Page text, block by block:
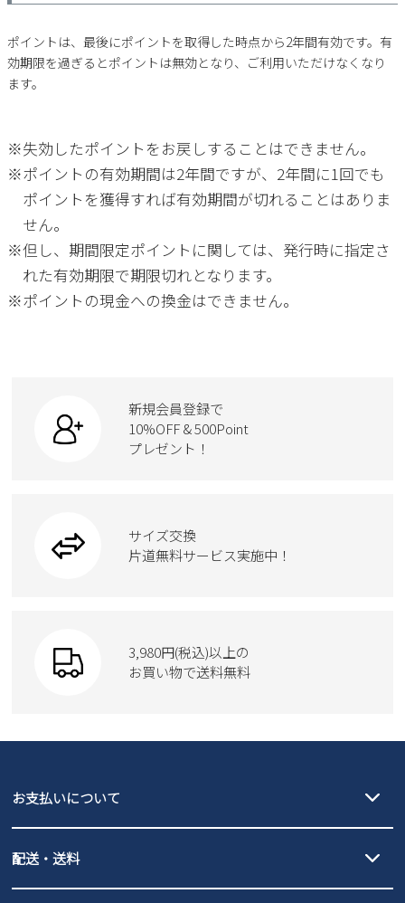
会社概要
特定商取引法に基づく表示
お問い合わせ
ポイントは、最後にポイントを取得した時点から2年間有効です。有
効期限を過ぎるとポイントは無効となり、ご利用いただけなくなり
ます。
失効したポイントをお戻しすることはできません。
ポイントの有効期間は2年間ですが、2年間に1回でも
ポイントを獲得すれば有効期間が切れることはありま
せん。
但し、期間限定ポイントに関しては、発行時に指定さ
れた有効期限で期限切れとなります。
ポイントの現金への換金はできません。
新規会員登録で
10%OFF & 500Point
プレゼント！
サイズ交換
片道無料サービス実施中！
3,980円(税込)以上の
お買い物で送料無料
お支払いについて
PayPay（オンライン決済）、代金引換のご利用が可能です。
配送・送料